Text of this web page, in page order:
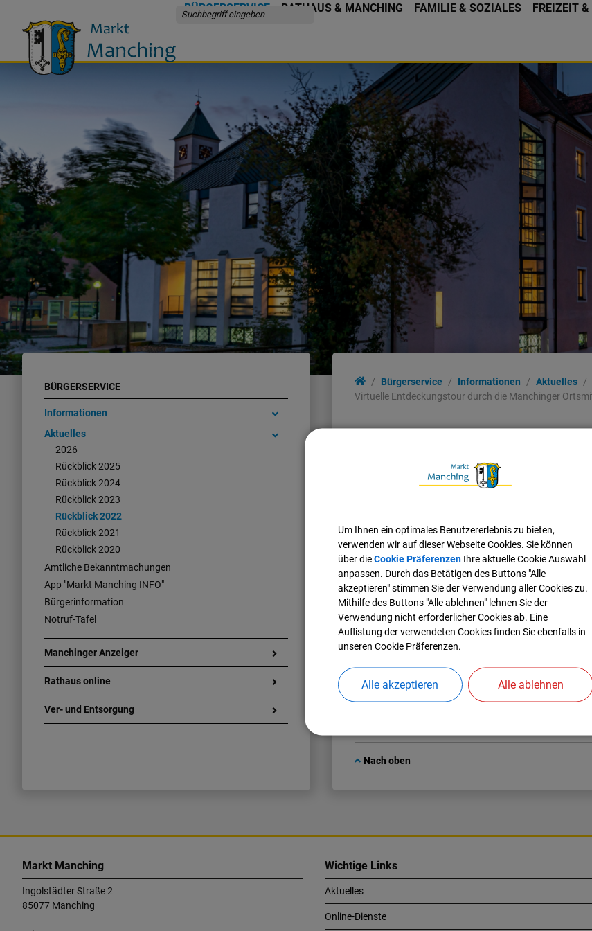
BÜRGERSERVICE RATHAUS & MANCHING FAMILIE & SOZIALES FREIZEIT
BÜRGERSERVICE
Informationen
Aktuelles
2026
Rückblick 2025
Rückblick 2024
Rückblick 2023
Rückblick 2022
Rückblick 2021
Rückblick 2020
Amtliche Bekanntmachungen
App "Markt Manching INFO"
Bürgerinformation
Notruf-Tafel
Manchinger Anzeiger
Rathaus online
Ver- und Entsorgung
Bürgerservice Informationen Aktuelles
Virtuelle Entdeckungstour durch die Manchinger
Virtuelle
Virtuelle Ortsmitte
Die virtuelle Entdeckungstour durch das
verschiedene Standorte mit eindrucksvollen
Der erste Standort ist auf der Paarterrasse. Begleitet
zur feierlichen Eröffnung der Paarterrasse im Juli
weiter zu einem Standpunkt auf der erweiterten
Durch das Betätigen des Kartensymbols (Globus) in
Standorte außerdem in einer Übersichtskarte angezeigt.
Die „Virtuelle Ortsmitte Manching“ bietet nicht nur
Neubürgern oder Besuchern, eine einmalige
Marktgemeinde zu verschaffen.
Die Aufnahmen für die Tour wurden im Auftrag des
Nach oben
Markt Manching
Ingolstädter Straße 2
85077 Manching
Wichtige Links
Aktuelles
Online-Dienste
Um Ihnen ein optimales Benutzererlebnis zu bieten,
verwenden wir auf dieser Webseite Cookies. Sie können
über dieCookie PräferenzenIhre aktuelle Cookie Auswahl
anpassen. Durch das Betätigen des Buttons "Alle
akzeptieren" stimmen Sie der Verwendung aller Cookies zu.
Mithilfe des Buttons "Alle ablehnen" lehnen Sie der
Verwendung nicht erforderlicher Cookies ab. Eine
Auflistung der verwendeten Cookies finden Sie ebenfalls in
unseren Cookie Präferenzen.
Alle akzeptieren Alle ablehnen